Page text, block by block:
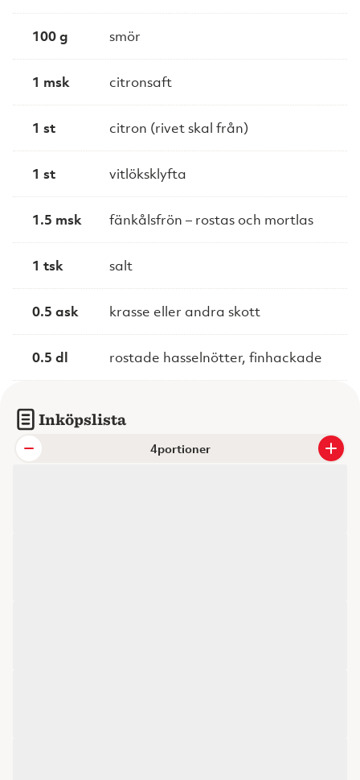
100 g smör
1 msk citronsaft
1 st citron (rivet skal från)
1 st vitlöksklyfta
1.5 msk fänkålsfrön – rostas och mortlas
1 tsk salt
0.5 ask krasse eller andra skott
0.5 dl rostade hasselnötter, finhackade
Inköpslista
portioner